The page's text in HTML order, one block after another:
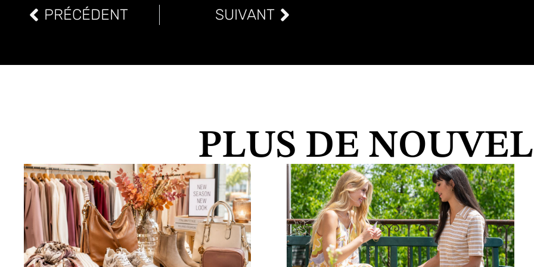
PRÉCÉDENT SUIVANT
PLUS DE